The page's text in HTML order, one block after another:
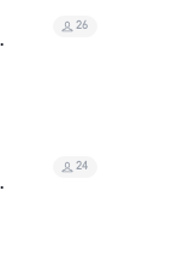
26
24